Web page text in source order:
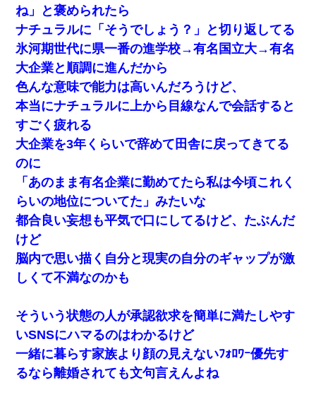
元夫の連れ子「俺の結婚式の時くらい、母親としての責任を果た
そうとは思わないのか！」→どうも連れ子は…
ね」と褒められたら
ナチュラルに「そうでしょう？」と切り返してる
氷河期世代に県一番の進学校→有名国立大→有名
大企業と順調に進んだから
色んな意味で能力は高いんだろうけど、
本当にナチュラルに上から目線なんで会話すると
すごく疲れる
大企業を3年くらいで辞めて田舎に戻ってきてる
のに
「あのまま有名企業に勤めてたら私は今頃これく
らいの地位についてた」みたいな
都合良い妄想も平気で口にしてるけど、たぶんだ
けど
脳内で思い描く自分と現実の自分のギャップが激
しくて不満なのかも
そういう状態の人が承認欲求を簡単に満たしやす
いSNSにハマるのはわかるけど
一緒に暮らす家族より顔の見えないﾌｫﾛﾜｰ優先す
るなら離婚されても文句言えんよね